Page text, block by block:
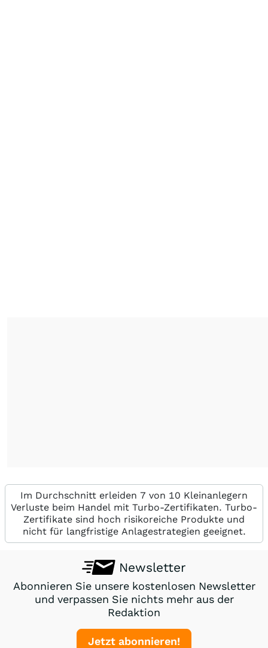
Im Durchschnitt erleiden 7 von 10 Kleinanlegern
Verluste beim Handel mit Turbo-Zertifikaten. Turbo-
Zertifikate sind hoch risikoreiche Produkte und
nicht für langfristige Anlagestrategien geeignet.
Newsletter
Abonnieren Sie unsere kostenlosen Newsletter
und verpassen Sie nichts mehr aus der
Redaktion
Jetzt abonnieren!